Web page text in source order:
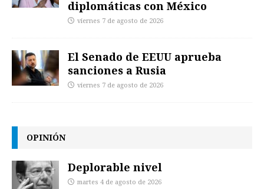
diplomáticas con México
viernes 7 de agosto de 2026
El Senado de EEUU aprueba
sanciones a Rusia
viernes 7 de agosto de 2026
OPINIÓN
Deplorable nivel
martes 4 de agosto de 2026